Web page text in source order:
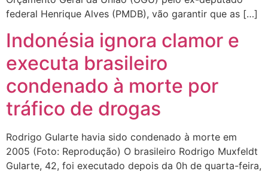
federal Henrique Alves (PMDB), vão garantir que as […]
Indonésia ignora clamor e
executa brasileiro
condenado à morte por
tráfico de drogas
Rodrigo Gularte havia sido condenado à morte em
2005 (Foto: Reprodução) O brasileiro Rodrigo Muxfeldt
Gularte, 42, foi executado depois da 0h de quarta-feira,